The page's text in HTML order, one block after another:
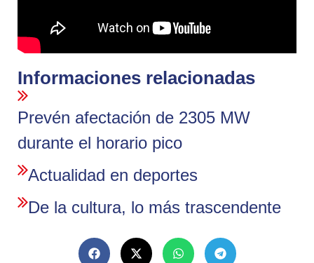
Informaciones relacionadas
Prevén afectación de 2305 MW
durante el horario pico
Actualidad en deportes
De la cultura, lo más trascendente